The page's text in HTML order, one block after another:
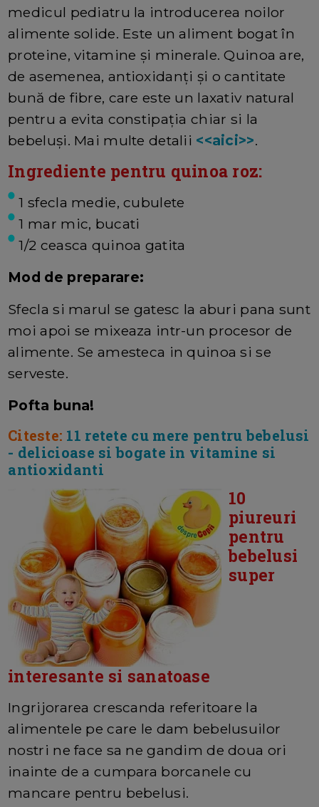
medicul pediatru la introducerea noilor
alimente solide. Este un aliment bogat în
proteine, vitamine și minerale. Quinoa are,
de asemenea, antioxidanți și o cantitate
bună de fibre, care este un laxativ natural
pentru a evita constipația chiar si la
bebeluși. Mai multe detalii <<aici>>.
Ingrediente pentru quinoa roz:
1 sfecla medie, cubulete
1 mar mic, bucati
1/2 ceasca quinoa gatita
Mod de preparare:
Sfecla si marul se gatesc la aburi pana sunt
moi apoi se mixeaza intr-un procesor de
alimente. Se amesteca in quinoa si se
serveste.
Pofta buna!
Citeste: 11 retete cu mere pentru bebelusi
- delicioase si bogate in vitamine si
antioxidanti
10
piureuri
pentru
bebelusi
super
interesante si sanatoase
Ingrijorarea crescanda referitoare la
alimentele pe care le dam bebelusuilor
nostri ne face sa ne gandim de doua ori
inainte de a cumpara borcanele cu
mancare pentru bebelusi.